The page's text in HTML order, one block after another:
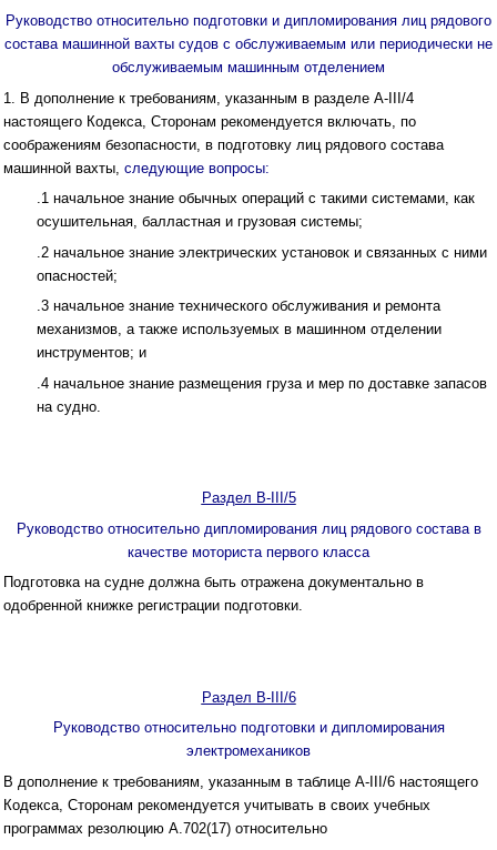
Руководство относительно подготовки и дипломирования лиц рядового
состава машинной вахты судов с обслуживаемым или периодически не
обслуживаемым машинным отделением
1. В дополнение к требованиям, указанным в разделе A-III/4
настоящего Кодекса, Сторонам рекомендуется включать, по
соображениям безопасности, в подготовку лиц рядового состава
машинной вахты, следующие вопросы:
.1 начальное знание обычных операций с такими системами, как
осушительная, балластная и грузовая системы;
.2 начальное знание электрических установок и связанных с ними
опасностей;
.3 начальное знание технического обслуживания и ремонта
механизмов, а также используемых в машинном отделении
инструментов; и
.4 начальное знание размещения груза и мер по доставке запасов
на судно.
Раздел B-III/5
Руководство относительно дипломирования лиц рядового состава в
качестве моториста первого класса
Подготовка на судне должна быть отражена документально в
одобренной книжке регистрации подготовки.
Раздел B-III/6
Руководство относительно подготовки и дипломирования
электромехаников
В дополнение к требованиям, указанным в таблице A-III/6 настоящего
Кодекса, Сторонам рекомендуется учитывать в своих учебных
программах резолюцию A.702(17) относительно